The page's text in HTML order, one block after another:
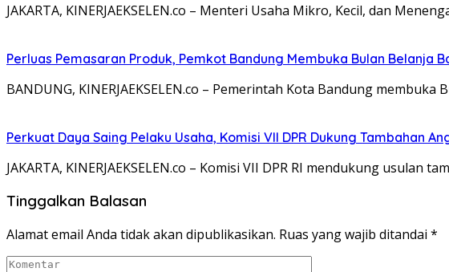
JAKARTA, KINERJAEKSELEN.co – Menteri Usaha Mikro, Kecil, dan
Perluas Pemasaran Produk, Pemkot Bandung Membuka Bulan Belanja
BANDUNG, KINERJAEKSELEN.co – Pemerintah Kota Bandung
Perkuat Daya Saing Pelaku Usaha, Komisi VII DPR Dukung Tambahan
JAKARTA, KINERJAEKSELEN.co – Komisi VII DPR RI mendukung
Tinggalkan Balasan
Alamat email Anda tidak akan dipublikasikan. Ruas yang wajib ditandai *